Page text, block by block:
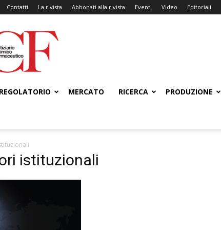
Contatti La rivista Abbonati alla rivista Eventi Video Editoriali
NCF
–
Notiziario
Chimico
REGOLATORIO MERCATO RICERCA PRODUZIONE
istituzionali